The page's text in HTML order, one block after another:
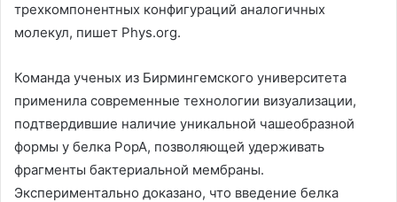
трехкомпонентных конфигураций аналогичных
молекул, пишет Phys.org.
Команда ученых из Бирмингемского университета
применила современные технологии визуализации,
подтвердившие наличие уникальной чашеобразной
формы у белка PopA, позволяющей удерживать
фрагменты бактериальной мембраны.
Экспериментально доказано, что введение белка